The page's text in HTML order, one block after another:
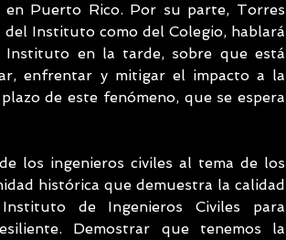
en Puerto Rico. Por su parte, Torres
Instituto como del Colegio, hablará
Instituto en la tarde, sobre que está
enfrentar y mitigar el impacto a la
de este fenómeno, que se espera
los ingenieros civiles al tema de los
histórica que demuestra la calidad
de Ingenieros Civiles para
Demostrar que tenemos la